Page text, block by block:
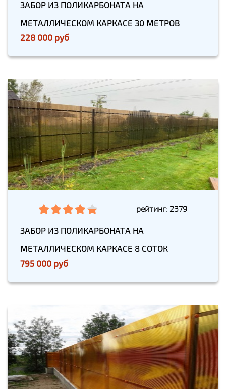
ЗАБОР ИЗ ПОЛИКАРБОНАТА НА
МЕТАЛЛИЧЕСКОМ КАРКАСЕ 30 МЕТРОВ
228 000 руб
рейтинг: 2379
ЗАБОР ИЗ ПОЛИКАРБОНАТА НА
МЕТАЛЛИЧЕСКОМ КАРКАСЕ 8 СОТОК
795 000 руб